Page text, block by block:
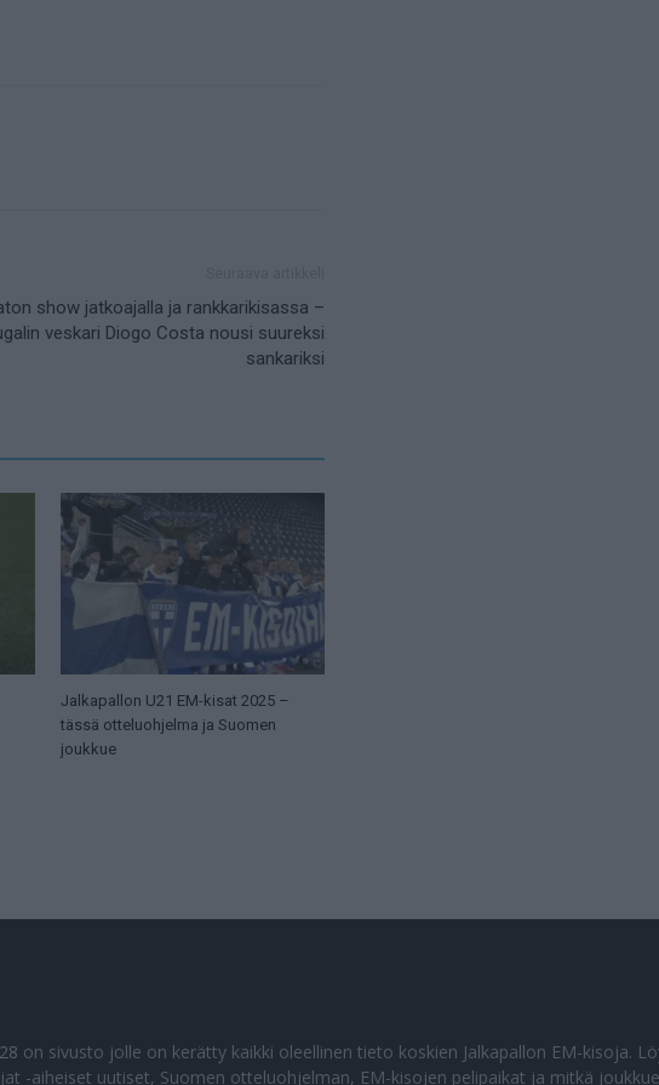
show jatkoajalla ja rankkarikisassa –
veskari Diogo Costa nousi suureksi
sankariksi
Jalkapallon U21 EM-kisat 2025 –
tässä otteluohjelma ja Suomen
joukkue
on sivusto jolle on kerätty kaikki oleellinen tieto koskien Jalkapallon EM-kisoja.
-aiheiset uutiset, Suomen otteluohjelman, EM-kisojen pelipaikat ja mitkä